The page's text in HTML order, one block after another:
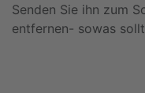
Senden Sie ihn zum
entfernen- sowas